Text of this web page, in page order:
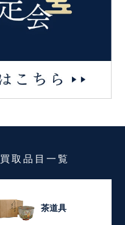
買取品目一覧
茶道具